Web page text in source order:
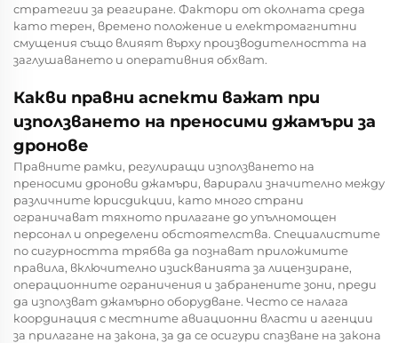
стратегии за реагиране. Фактори от околната среда
като терен, времено положение и електромагнитни
смущения също влияят върху производителността на
заглушаването и оперативния обхват.
Какви правни аспекти важат при
използването на преносими джамъри за
дронове
Правните рамки, регулиращи използването на
преносими дронови джамъри, варирали значително между
различните юрисдикции, като много страни
ограничават тяхното прилагане до упълномощен
персонал и определени обстоятелства. Специалистите
по сигурността трябва да познават приложимите
правила, включително изискванията за лицензиране,
операционните ограничения и забранените зони, преди
да използват джамърно оборудване. Често се налага
координация с местните авиационни власти и агенции
за прилагане на закона, за да се осигури спазване на закона